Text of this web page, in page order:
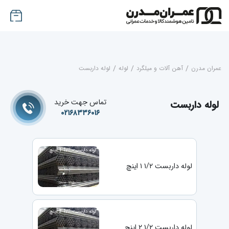
عمران مدرن / آهن آلات و میلگرد / لوله / لوله داربست
لوله داربست
تماس جهت خرید
۰۲۱۶۸۳۳۶۰۱۶
لوله داربست ۱/۲ ۱ اینچ